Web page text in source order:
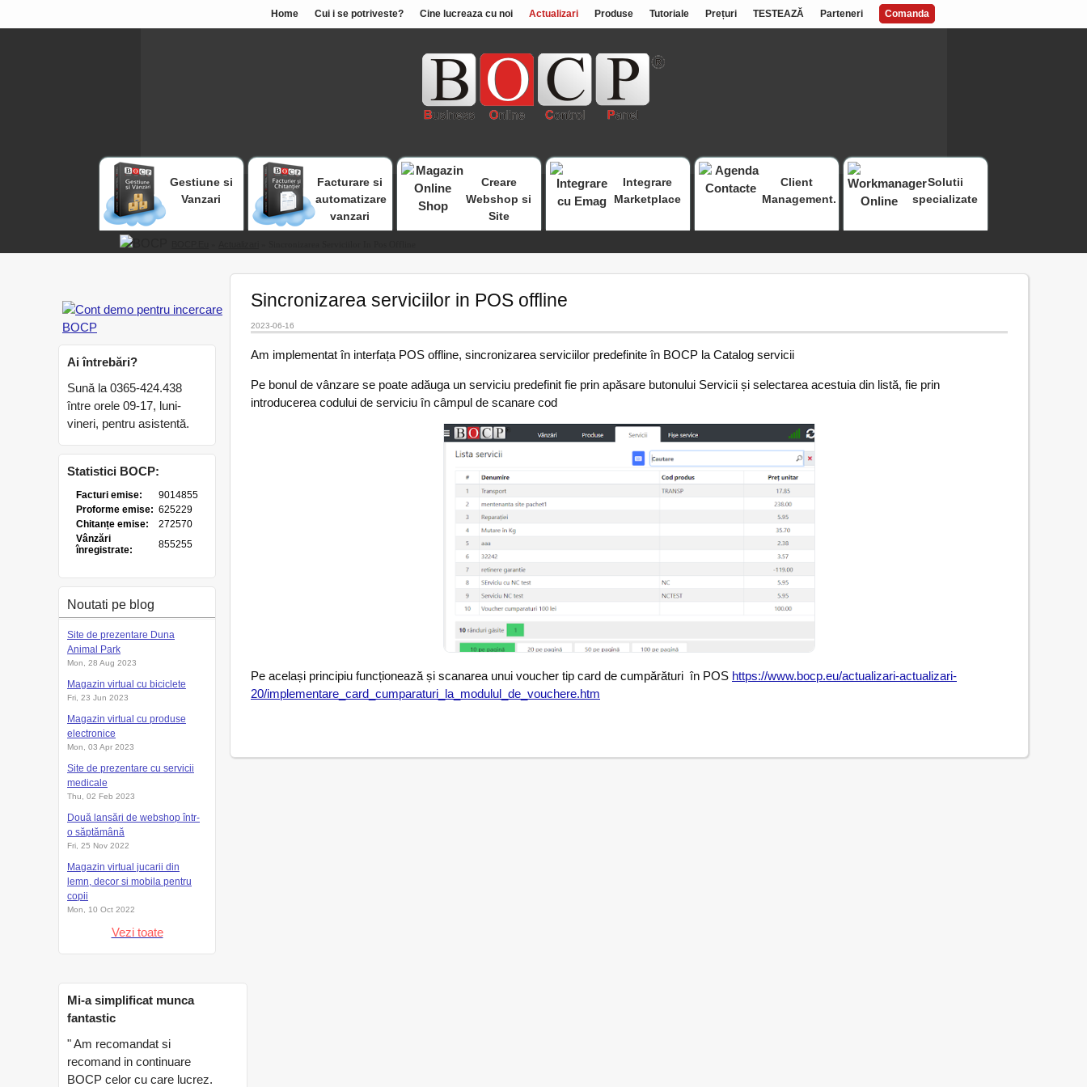
Home Cui i se potriveste? Cine lucreaza cu noi Actualizari Produse Tutoriale Prețuri TESTEAZĂ Parteneri Comanda
Gestiune si
Vanzari
Facturare si
automatizare
vanzari
Creare
Webshop si
Site
Integrare
Marketplace
Client
Management.
Solutii
specializate
Ai întrebări?
Sună la 0365-424.438
între orele 09-17, luni-
vineri, pentru asistentă.
Statistici BOCP:
Noutati pe blog
Site de prezentare Duna
Animal Park
Mon, 28 Aug 2023
Magazin virtual cu biciclete
Fri, 23 Jun 2023
Magazin virtual cu produse
electronice
Mon, 03 Apr 2023
Site de prezentare cu servicii
medicale
Thu, 02 Feb 2023
Două lansări de webshop într-
o săptămână
Fri, 25 Nov 2022
Magazin virtual jucarii din
lemn, decor si mobila pentru
copii
Mon, 10 Oct 2022
Vezi toate
Mi-a simplificat munca
fantastic
" Am recomandat si
recomand in continuare
BOCP celor cu care lucrez.
Sincronizarea serviciilor in POS offline
2023-06-16
Am implementat în interfața POS offline, sincronizarea serviciilor predefinite în BOCP la Catalog servicii
Pe bonul de vânzare se poate adăuga un serviciu predefinit fie prin apăsare butonului Servicii și selectarea acestuia din listă, fie prin
introducerea codului de serviciu în câmpul de scanare cod
Pe același principiu funcționează și scanarea unui voucher tip card de cumpărături în POS https://www.bocp.eu/actualizari-actualizari-
20/implementare_card_cumparaturi_la_modulul_de_vouchere.htm